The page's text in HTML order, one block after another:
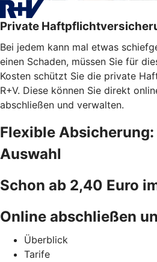
Private
Bei jedem kann mal etwas
einen Schaden, müssen Sie für
Kosten schützt Sie die private
R+V. Diese können Sie direkt
abschließen und verwalten.
Flexible
Auswahl
Schon ab 2,40 Euro
Online abschließen
Überblick
Tarife